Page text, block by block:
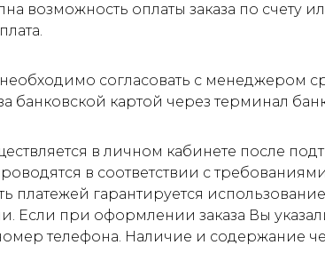
возможность оплаты заказа по
согласовать с менеджером
банковской картой через терминал
в личном кабинете после
в соответствии с
платежей гарантируется
Если при оформлении заказа Вы
телефона. Наличие и содержание